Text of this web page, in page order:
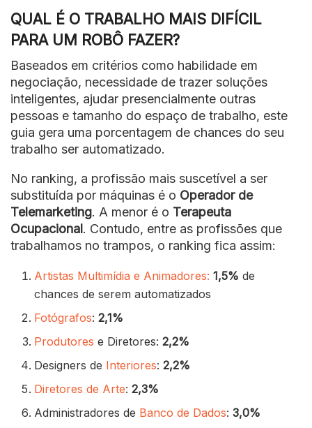
QUAL É O TRABALHO MAIS DIFÍCIL
PARA UM ROBÔ FAZER?
Baseados em critérios como habilidade em
negociação, necessidade de trazer soluções
inteligentes, ajudar presencialmente outras
pessoas e tamanho do espaço de trabalho, este
guia gera uma porcentagem de chances do seu
trabalho ser automatizado.
No ranking, a profissão mais suscetível a ser
substituída por máquinas é o Operador de
Telemarketing. A menor é o Terapeuta
Ocupacional. Contudo, entre as profissões que
trabalhamos no trampos, o ranking fica assim:
Artistas Multimídia e Animadores: 1,5% de
chances de serem automatizados
Fotógrafos:2,1%
Produtores e Diretores:2,2%
Designers de Interiores:2,2%
Diretores de Arte:2,3%
Administradores de Banco de Dados:3,0%